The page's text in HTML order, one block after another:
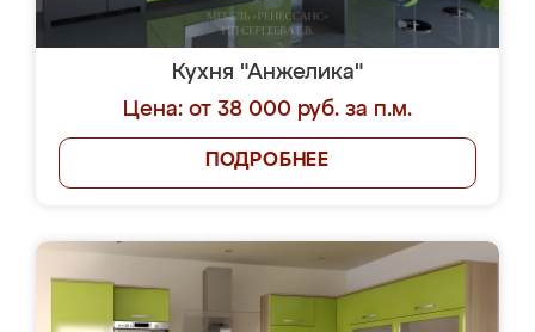
Кухня "Анжелика"
Цена: от 38 000 руб. за п.м.
ПОДРОБНЕЕ